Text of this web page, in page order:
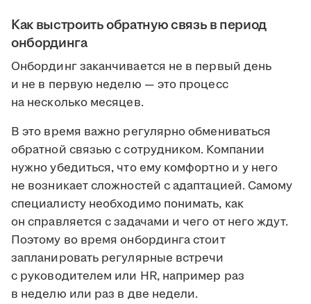
Как выстроить обратную связь в период
онбординга
Онбординг заканчивается не в первый день
и не в первую неделю — это процесс
на несколько месяцев.
В это время важно регулярно обмениваться
обратной связью с сотрудником. Компании
нужно убедиться, что ему комфортно и у него
не возникает сложностей с адаптацией. Самому
специалисту необходимо понимать, как
он справляется с задачами и чего от него ждут.
Поэтому во время онбординга стоит
запланировать регулярные встречи
с руководителем или HR, например раз
в неделю или раз в две недели.